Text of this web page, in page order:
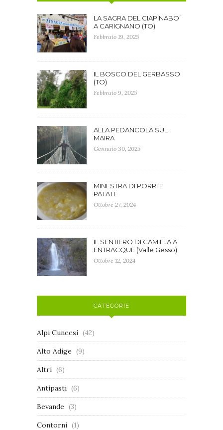
LA SAGRA DEL CIAPINABO’
A CARIGNANO (TO)
Febbraio 19, 2025
IL BOSCO DEL GERBASSO
(TO)
Febbraio 9, 2025
ALLA PEDANCOLA SUL
MAIRA
Gennaio 30, 2025
MINESTRA DI PORRI E
PATATE
Ottobre 27, 2024
IL SENTIERO DI CAMILLA A
ENTRACQUE (Valle Gesso)
Ottobre 12, 2024
CATEGORIE
Alpi Cuneesi (42)
Alto Adige (9)
Altri (6)
Antipasti (6)
Bevande (3)
Contorni (1)